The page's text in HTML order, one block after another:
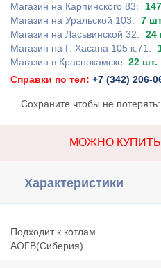
Магазин на Карпинского 83:
Магазин на Уральской 103:
7
Магазин на Ласьвинской 32:
24
Магазин на Г. Хасана 105 к.71:
Магазин в Краснокамске: 22 шт.
Справки по тел: +7 (342) 206-
Сохраните чтобы не потерять:
МОЖНО
Характеристики
Подходит к котлам
АОГВ(Сиберия)